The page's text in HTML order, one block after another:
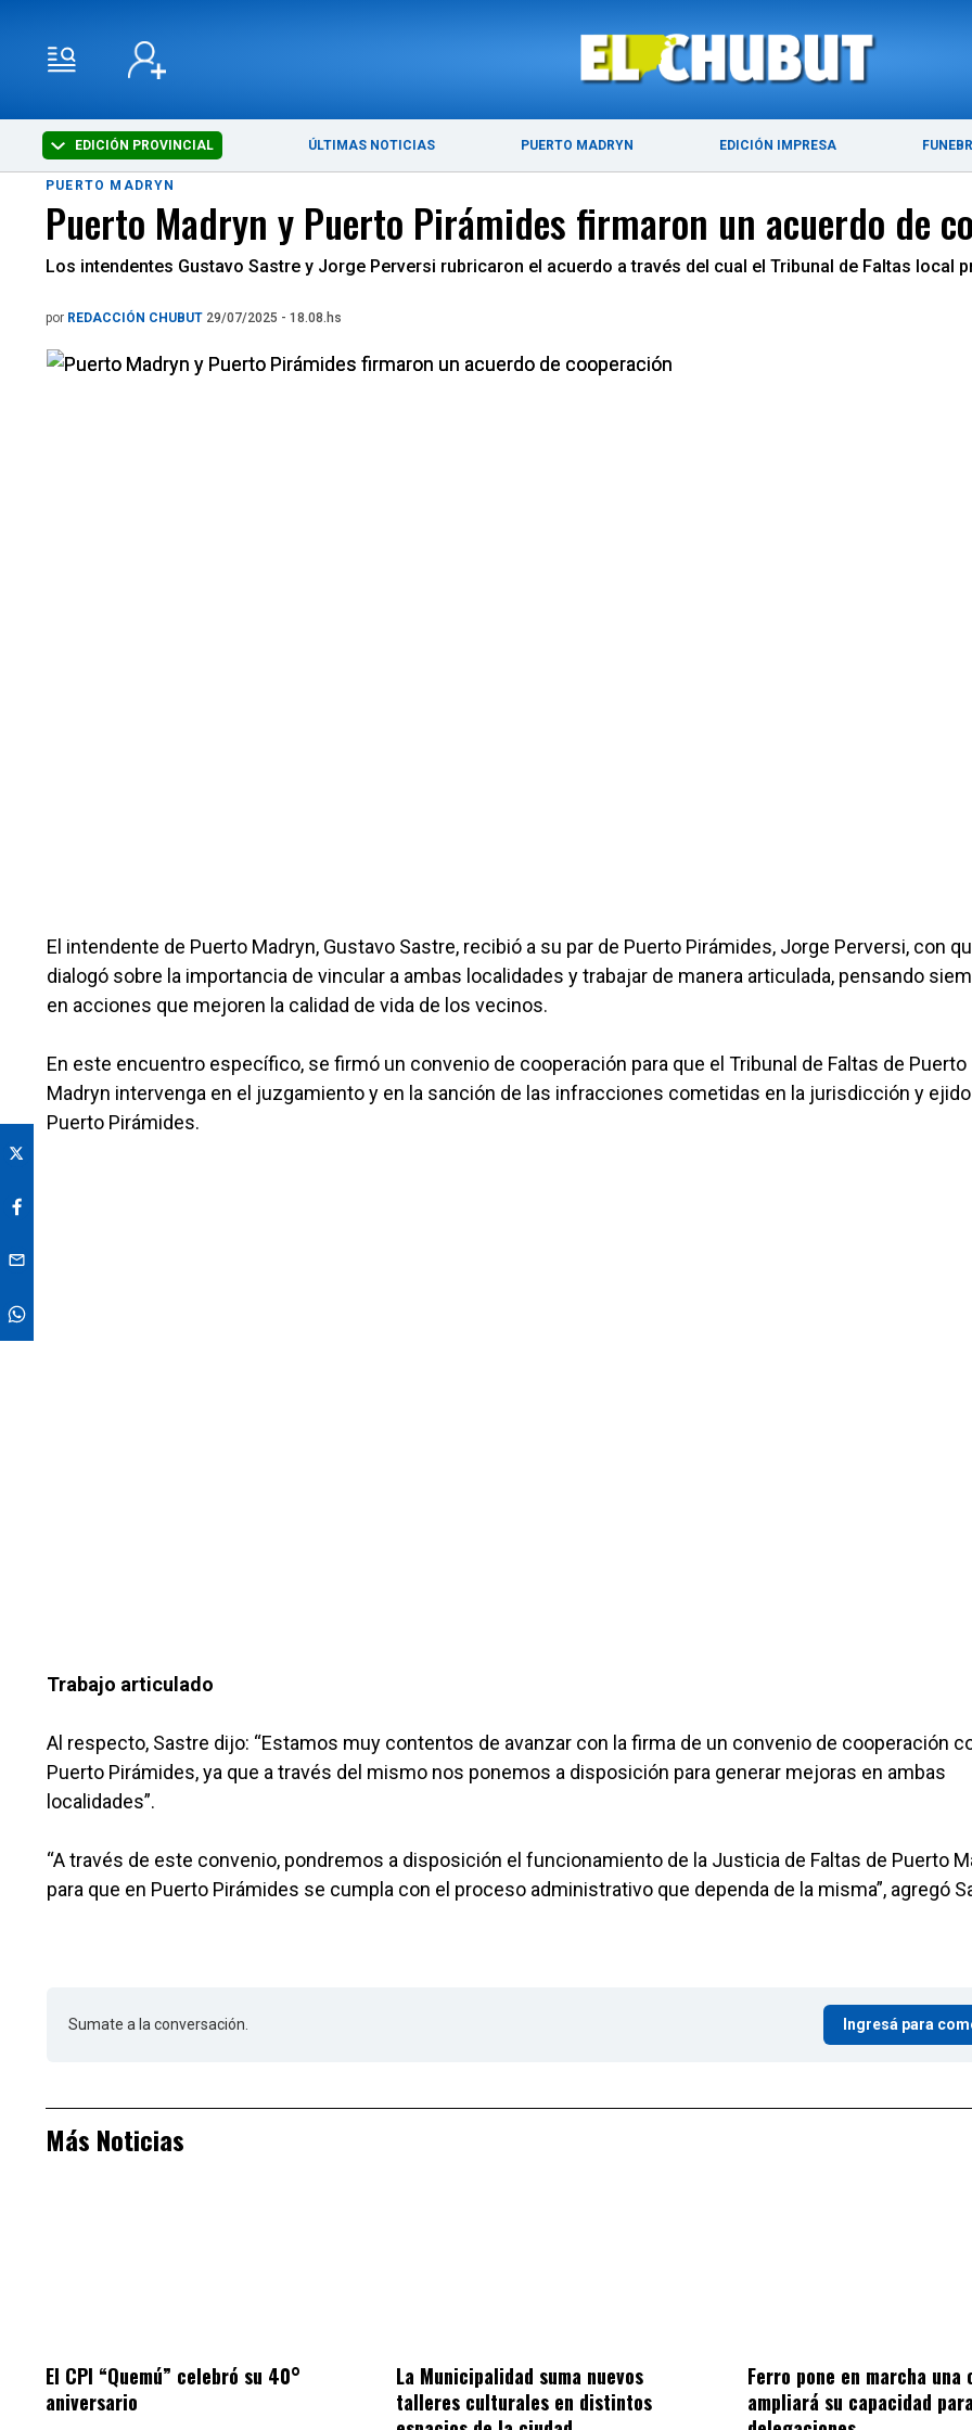
EDICIÓN PROVINCIAL ÚLTIMAS NOTICIAS PUERTO MADRYN EDICIÓN IMPRESA
ÚLTIMAS NOTICIAS PUERTO MADRYN
PUERTO MADRYN
Puerto Madryn y Puerto Pirámides firmaron un acuerdo de
Los intendentes Gustavo Sastre y Jorge Perversi rubricaron el acuerdo a través del cual el Tribunal de Faltas local
por REDACCIÓN CHUBUT 29/07/2025 - 18.08.hs
El intendente de Puerto Madryn, Gustavo Sastre, recibió a su par de Puerto Pirámides, Jorge Perversi, con
dialogó sobre la importancia de vincular a ambas localidades y trabajar de manera articulada, pensando
en acciones que mejoren la calidad de vida de los vecinos.
En este encuentro específico, se firmó un convenio de cooperación para que el Tribunal de Faltas de Puerto
Madryn intervenga en el juzgamiento y en la sanción de las infracciones cometidas en la jurisdicción y
Puerto Pirámides.
Trabajo articulado
Al respecto, Sastre dijo: “Estamos muy contentos de avanzar con la firma de un convenio de cooperación
Puerto Pirámides, ya que a través del mismo nos ponemos a disposición para generar mejoras en ambas
localidades”.
“A través de este convenio, pondremos a disposición el funcionamiento de la Justicia de Faltas de Puerto
para que en Puerto Pirámides se cumpla con el proceso administrativo que dependa de la misma”, agregó
Sumate a la conversación. Ingresá para
Más Noticias
El CPI “Quemú” celebró su 40°
aniversario
La Municipalidad suma nuevos
talleres culturales en distintos
Ferro pone en marcha una
ampliará su capacidad